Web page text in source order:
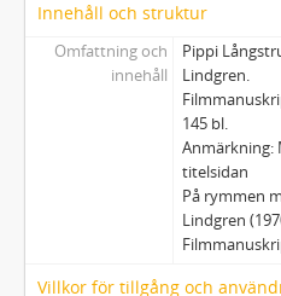
9 - Teaterprogram.
10 - Otryckta uppsatser om A.
11 - Mottagna
12 - Musikalier
13 - Ljud- och
14 - Fotografier
15 - Bildkonst:
17 - Pressklipp
Innehåll och struktur
Omfattning och
innehåll
Pippi
Lindgren.
145 bl.
Anmärkning:
titelsidan
På rymmen
Lindgren
Villkor för tillgång och